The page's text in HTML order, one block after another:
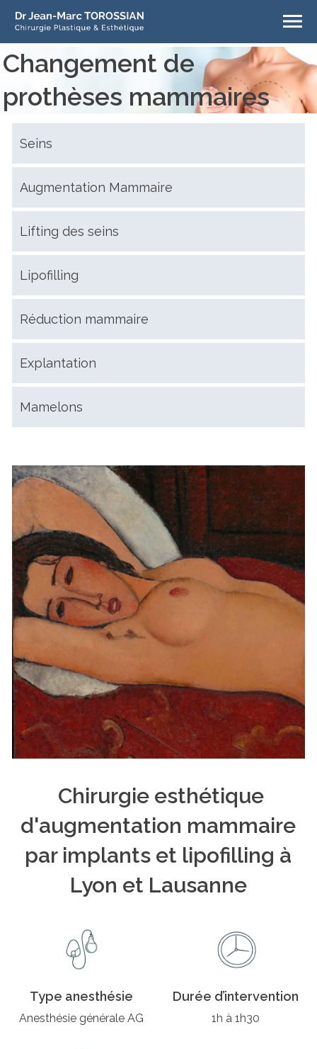
Changement de
prothèses mammaires
Seins
Augmentation Mammaire
Lifting des seins
Lipofilling
Réduction mammaire
Explantation
Mamelons
Chirurgie esthétique
d'augmentation mammaire
par implants et lipofilling à
Lyon et Lausanne
Type anesthésie
Anesthésie générale AG
Durée d’intervention
1h à 1h30